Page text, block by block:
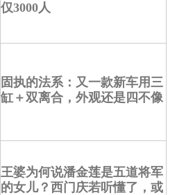
仅3000人
固执的法系：又一款新车用三
缸＋双离合，外观还是四不像
王婆为何说潘金莲是五道将军
的女儿？西门庆若听懂了，或